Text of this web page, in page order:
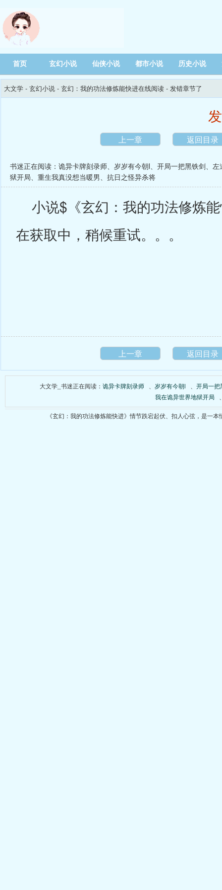
首页 玄幻小说 仙侠小说 都市小说 历史小说
大文学 - 玄幻小说 - 玄幻：我的功法修炼能快进在线阅读 - 发错章节了
上一章 返回目录
书迷正在阅读： 诡异卡牌刻录师、 岁岁有今朝l、 开局一把黑铁剑、 左
狱开局、 重生我真没想当暖男、 抗日之怪异杀将
小说$《玄幻：我的功法修炼
在获取中，稍候重试。。。
上一章 返回目录
大文学_书迷正在阅读： 诡异卡牌刻录师 岁岁有今朝l
开局一把
我在诡异世界地狱开局
《玄幻：我的功法修炼能快进》情节跌宕起伏、扣人心弦，是一